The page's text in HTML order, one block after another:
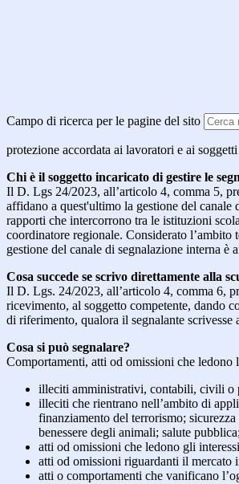
Campo di ricerca per le pagine del sito
protezione accordata ai lavoratori e ai
Chi è il soggetto incaricato di gestire le
Il D. Lgs 24/2023, all’articolo 4, comma 5,
affidano a quest'ultimo la gestione del
rapporti che intercorrono tra le istituzioni
coordinatore regionale. Considerato
gestione del canale di segnalazione interna
Cosa succede se scrivo direttamente alla
Il D. Lgs. 24/2023, all’articolo 4, comma 6,
ricevimento, al soggetto competente, dando
di riferimento, qualora il segnalante scrivesse
Cosa si può segnalare?
Comportamenti, atti od omissioni che ledono
illeciti amministrativi, contabili, civili o
illeciti che rientrano nell’ambito di
finanziamento del terrorismo;
benessere degli animali; salute
atti od omissioni che ledono gli
atti od omissioni riguardanti il mercato
atti o comportamenti che vanificano